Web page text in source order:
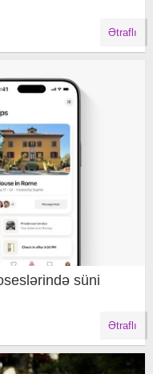
Ətraflı
süni
Ətraflı